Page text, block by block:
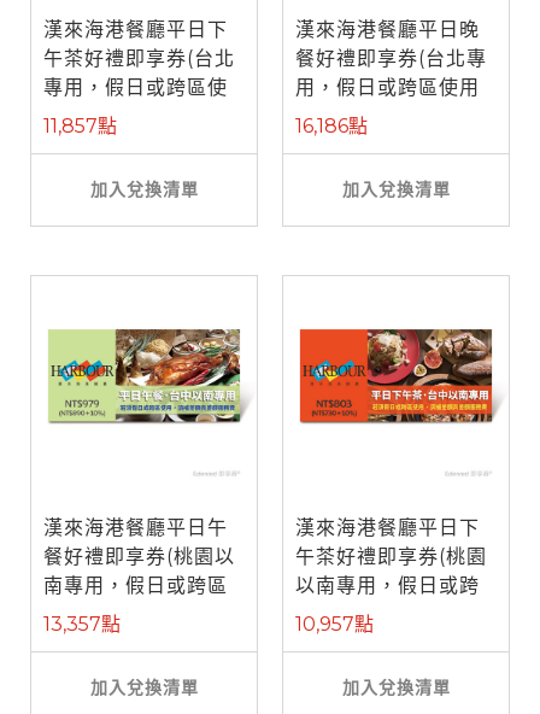
漢來海港餐廳平日下
午茶好禮即享券(台北
專用，假日或跨區使
用需補差額)
11,857點
加入兌換清單
漢來海港餐廳平日晚
餐好禮即享券(台北專
用，假日或跨區使用
需補差額)
16,186點
加入兌換清單
漢來海港餐廳平日午
餐好禮即享券(桃園以
南專用，假日或跨區
使用補需差 ...
13,357點
加入兌換清單
漢來海港餐廳平日下
午茶好禮即享券(桃園
以南專用，假日或跨
區使用補需 ...
10,957點
加入兌換清單